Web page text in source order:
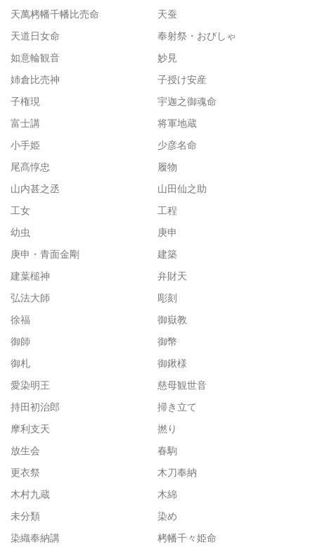
天萬栲幡千幡比売命
天蚕
天道日女命
奉射祭・おびしゃ
如意輪観音
妙見
姉倉比売神
子授け安産
子権現
宇迦之御魂命
富士講
将軍地蔵
小手姫
少彦名命
尾髙惇忠
履物
山内甚之丞
山田仙之助
工女
工程
幼虫
庚申
庚申・青面金剛
建築
建葉槌神
弁財天
弘法大師
彫刻
徐福
御嶽教
御師
御幣
御札
御鍬様
愛染明王
慈母観世音
持田初治郎
掃き立て
摩利支天
撚り
放生会
春駒
更衣祭
木刀奉納
木村九蔵
木綿
未分類
染め
染織奉納講
栲幡千々姫命